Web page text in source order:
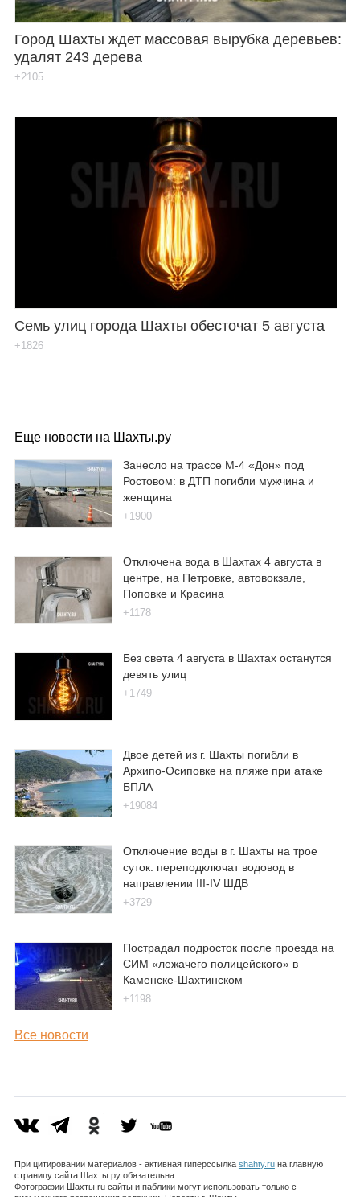
Город Шахты ждет массовая вырубка деревьев:
удалят 243 дерева
+2105
Семь улиц города Шахты обесточат 5 августа
+1826
Еще новости на Шахты.ру
Занесло на трассе М-4 «Дон» под
Ростовом: в ДТП погибли мужчина и
женщина
+1900
Отключена вода в Шахтах 4 августа в
центре, на Петровке, автовокзале,
Поповке и Красина
+1178
Без света 4 августа в Шахтах останутся
девять улиц
+1749
Двое детей из г. Шахты погибли в
Архипо-Осиповке на пляже при атаке
БПЛА
+19084
Отключение воды в г. Шахты на трое
суток: переподключат водовод в
направлении III-IV ШДВ
+3729
Пострадал подросток после проезда на
СИМ «лежачего полицейского» в
Каменске-Шахтинском
+1198
Все новости
При цитировании материалов - активная гиперссылка shahty.ruна главную
страницу сайта Шахты.ру обязательна.
Фотографии Шахты.ru сайты и паблики могут использовать только с